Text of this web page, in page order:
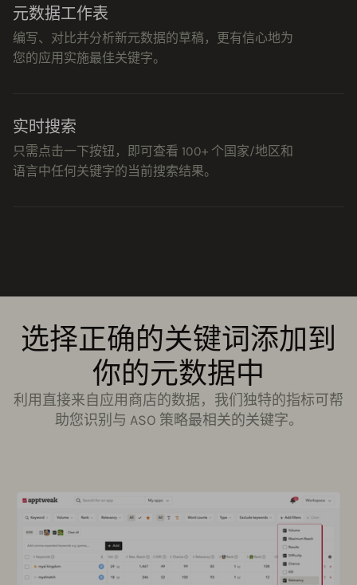
元数据工作表
编写、对比并分析新元数据的草稿，更有信心地为
您的应用实施最佳关键字。
实时搜索
只需点击一下按钮，即可查看 100+ 个国家/地区和
语言中任何关键字的当前搜索结果。
选择正确的关键词添加到
你的元数据中
利用直接来自应用商店的数据，我们独特的指标可帮
助您识别与 ASO 策略最相关的关键字。